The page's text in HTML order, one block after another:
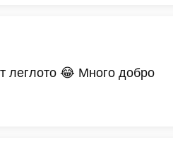
леглото 😂 Много добро